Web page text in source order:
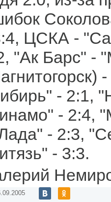
ЦСКА -
"Ак Барс" -
- 2:1,
- 2:4,
- 2:3,
- 3:3.